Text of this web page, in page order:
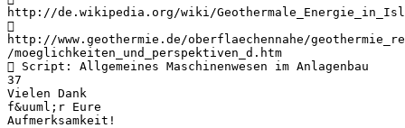
http://de.wikipedia.org/wiki/

http://www.geothermie.de/oberflaechennahe/
/moeglichkeiten_und_perspektiven_d.htm
 Script: Allgemeines Maschinenwesen im Anlagenbau
37
Vielen Dank
f&uuml;r Eure
Aufmerksamkeit!